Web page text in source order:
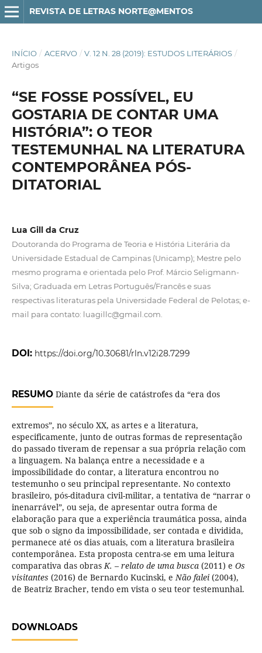
REVISTA DE LETRAS NORTE@MENTOS
INÍCIO / ACERVO / V. 12 N. 28 (2019): ESTUDOS LITERÁRIOS /
Artigos
“SE FOSSE POSSÍVEL, EU
GOSTARIA DE CONTAR UMA
HISTÓRIA”: O TEOR
TESTEMUNHAL NA LITERATURA
CONTEMPORÂNEA PÓS-
DITATORIAL
Lua Gill da Cruz
Doutoranda do Programa de Teoria e História Literária da
Universidade Estadual de Campinas (Unicamp); Mestre pelo
mesmo programa e orientada pelo Prof. Márcio Seligmann-
Silva; Graduada em Letras Português/Francês e suas
respectivas literaturas pela Universidade Federal de Pelotas; e-
mail para contato: luagillc@gmail.com.
DOI: https://doi.org/10.30681/rln.v12i28.7299
RESUMODiante da série de catástrofes da “era dos
extremos”, no século XX, as artes e a literatura,
especificamente, junto de outras formas de representação
do passado tiveram de repensar a sua própria relação com
a linguagem. Na balança entre a necessidade e a
impossibilidade do contar, a literatura encontrou no
testemunho o seu principal representante. No contexto
brasileiro, pós-ditadura civil-militar, a tentativa de “narrar o
inenarrável”, ou seja, de apresentar outra forma de
elaboração para que a experiência traumática possa, ainda
que sob o signo da impossibilidade, ser contada e dividida,
permanece até os dias atuais, com a literatura brasileira
contemporânea. Esta proposta centra-se em uma leitura
comparativa das obrasK. – relato de uma busca(2011) e Os
visitantes (2016) de Bernardo Kucinski, eNão falei(2004),
de Beatriz Bracher, tendo em vista o seu teor testemunhal.
DOWNLOADS